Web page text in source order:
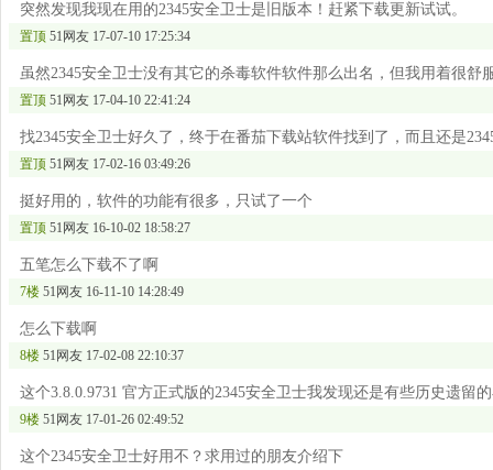
突然发现我现在用的2345安全卫士是旧版本！赶紧下载更新试试。
置顶 51网友 17-07-10 17:25:34
虽然2345安全卫士没有其它的杀毒软件软件那么出名，但我用着很舒
置顶 51网友 17-04-10 22:41:24
找2345安全卫士好久了，终于在番茄下载站软件找到了，而且还是
置顶 51网友 17-02-16 03:49:26
挺好用的，软件的功能有很多，只试了一个
置顶 51网友 16-10-02 18:58:27
五笔怎么下载不了啊
7楼 51网友 16-11-10 14:28:49
怎么下载啊
8楼 51网友 17-02-08 22:10:37
这个3.8.0.9731 官方正式版的2345安全卫士我发现还是有些历史遗留
9楼 51网友 17-01-26 02:49:52
这个2345安全卫士好用不？求用过的朋友介绍下